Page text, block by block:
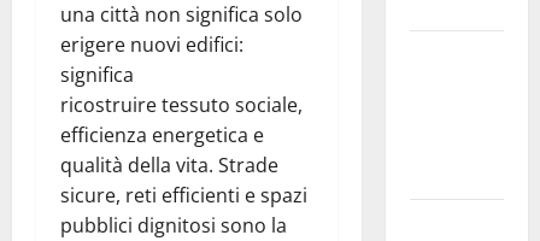
una città non significa solo
erigere nuovi edifici:
significa
ricostruire tessuto sociale,
efficienza energetica e
qualità della vita. Strade
sicure, reti efficienti e spazi
pubblici dignitosi sono la